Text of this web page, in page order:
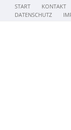
START
KONTAKT
DATENSCHUTZ